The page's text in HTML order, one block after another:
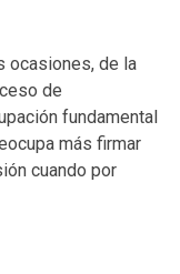
ocasiones, de la
de
fundamental
más firmar
cuando por